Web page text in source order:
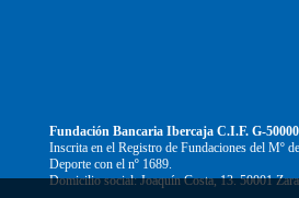
Fundación Bancaria Ibercaja C.I.F. G-
Inscrita en el Registro de Fundaciones del Mº
Deporte con el nº 1689.
Domicilio social: Joaquín Costa, 13. 50001